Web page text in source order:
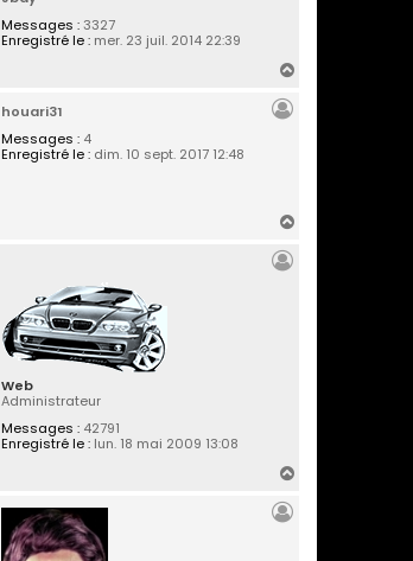
Messages :3327
Enregistré le :mer. 23 juil. 2014 22:39
houari31
Messages :4
Enregistré le :dim. 10 sept. 2017 12:48
Web
Administrateur
Messages :42791
Enregistré le :lun. 18 mai 2009 13:08